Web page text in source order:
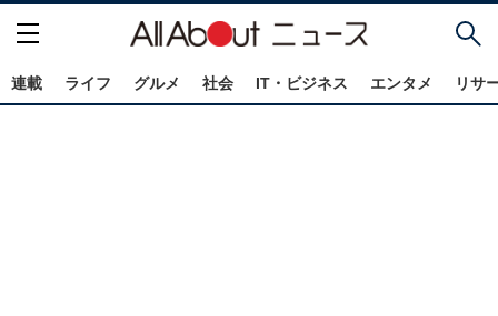
連載 ライフ グルメ 社会 IT・ビジネス エンタメ リサ